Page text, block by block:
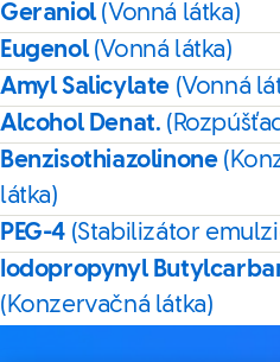
Geraniol(Vonná látka)
Eugenol(Vonná látka)
Amyl Salicylate (Vonná
Alcohol Denat.
Benzisothiazolinone
látka)
PEG-4 (Stabilizátor
Iodopropynyl
(Konzervačná látka)